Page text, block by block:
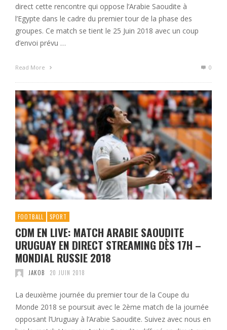
direct cette rencontre qui oppose l’Arabie Saoudite à
l’Egypte dans le cadre du premier tour de la phase des
groupes. Ce match se tient le 25 Juin 2018 avec un coup
d’envoi prévu …
Read More 0
FOOTBALL SPORT
CDM EN LIVE: MATCH ARABIE SAOUDITE
URUGUAY EN DIRECT STREAMING DÈS 17H –
MONDIAL RUSSIE 2018
JAKOB 20 JUIN 2018
La deuxième journée du premier tour de la Coupe du
Monde 2018 se poursuit avec le 2ème match de la journée
opposant l’Uruguay à l’Arabie Saoudite. Suivez avec nous en